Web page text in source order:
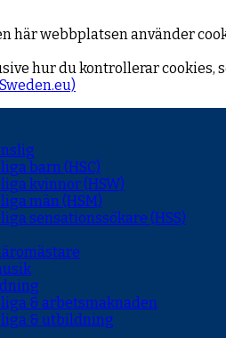
här webbplatsen använder
hur du kontrollerar cookies,
barn (HSC)
kvinnor (HSW)
män (HSM)
sensationssökare (HSS)
& arbetsmaknaden
& utbildning